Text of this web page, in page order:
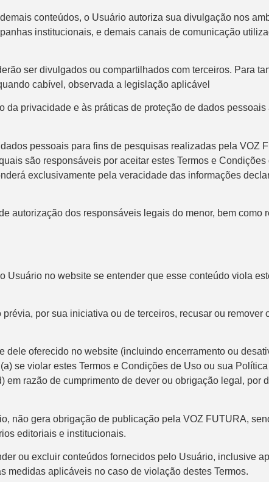
conteúdos, o Usuário autoriza sua divulgação nos
institucionais, e demais canais de comunicação
ser divulgados ou compartilhados com terceiros. Para
cabível, observada a legislação aplicável
privacidade e às práticas de proteção de dados
pessoais para fins de pesquisas realizadas pela VOZ
são responsáveis por aceitar estes Termos e Condições
exclusivamente pela veracidade das informações
autorização dos responsáveis legais do menor, bem como
no website se entender que esse conteúdo viola
por sua iniciativa ou de terceiros, recusar ou remover
oferecido no website (incluindo encerramento ou
se violar estes Termos e Condições de Uso ou sua
razão de cumprimento de dever ou obrigação legal, por
não gera obrigação de publicação pela VOZ FUTURA,
editoriais e institucionais.
ou excluir conteúdos fornecidos pelo Usuário, inclusive
medidas aplicáveis no caso de violação destes Termos.